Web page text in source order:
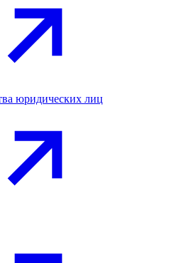
юридических лиц